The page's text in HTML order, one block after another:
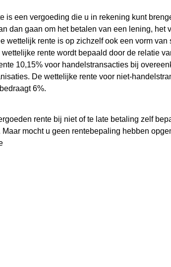
is een vergoeding die u in rekening kunt
dan gaan om het betalen van een lening, het
wettelijk rente is op zichzelf ook een vorm
wettelijke rente wordt bepaald door de relatie
10,15% voor handelstransacties bij
De wettelijke rente voor niet-
6%.
rente bij niet of te late betaling zelf
mocht u geen rentebepaling hebben